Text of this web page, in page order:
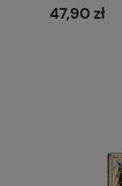
47,90 zł